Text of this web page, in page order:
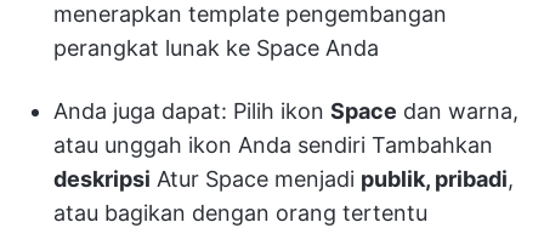
menerapkan template pengembangan
perangkat lunak ke Space Anda
Anda juga dapat: Pilih ikon Space dan warna,
atau unggah ikon Anda sendiri Tambahkan
deskripsi Atur Space menjadi publik, pribadi,
atau bagikan dengan orang tertentu